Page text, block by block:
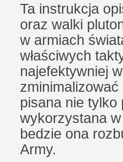
Ta instrukcja
oraz walki
w armiach
właściwych
najefektywniej
pisana nie tylko
wykorzystana
bedzie ona
Army.